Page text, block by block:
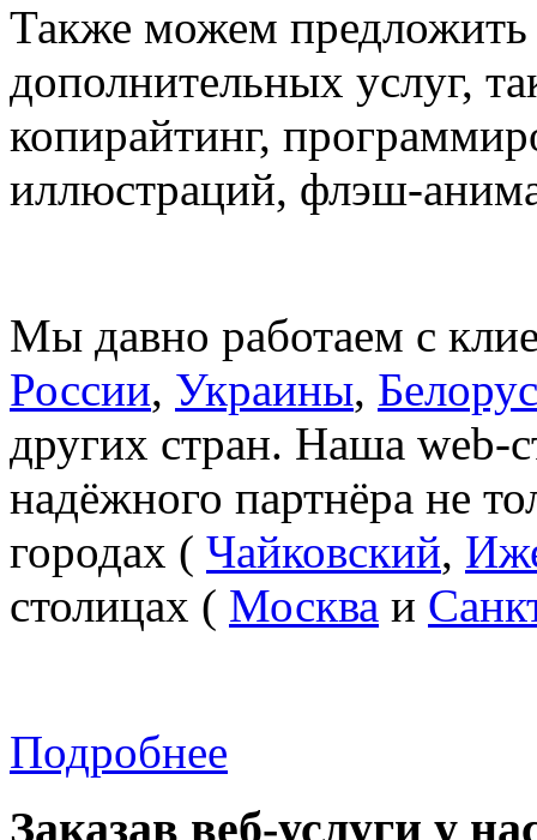
Также можем
дополнительных услуг,
копирайтинг,
иллюстраций, флэш-
Мы давно работаем с
России, Украины,
других стран. Наша web-
надёжного партнёра не
городах ( Чайковский,
столицах ( Москва и
Подробнее
Заказав веб-услуги у